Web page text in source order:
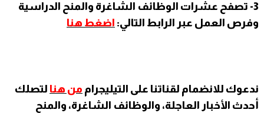
3- تصفح عشرات الوظائف الشاغرة والمنح الدراسية
وفرص العمل عبر الرابط التالي: اضغط هنا
ندعوك للانضمام لقناتنا على التيليجرام من هنا لتصلك
أحدث الأخبار العاجلة، والوظائف الشاغرة، والمنح